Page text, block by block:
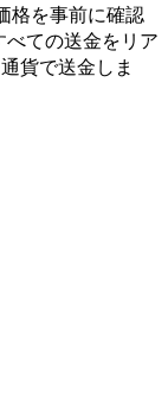
格を事前に確認
べての送金をリア
貨で送金しま